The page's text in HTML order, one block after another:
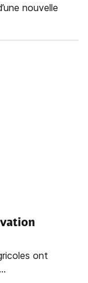
nouvelle
ont